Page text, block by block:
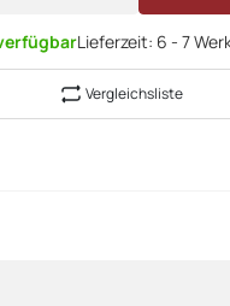
Lieferzeit: 6 - 7
Vergleichsliste